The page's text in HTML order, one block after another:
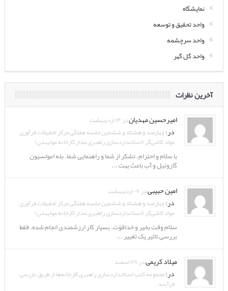
نمایشگاه
واحد تحقیق و توسعه
واحد سرچشمه
واحد گل گهر
آخرین نظرات
امیرحسین مهدیاندر ۱۴ اردیبهشت
در:چهارصد و هشتاد و ششمین جلسه هفتگی مرکز تحقیقات فرآوری
مواد کاشی‌گر (استانداردسازی راهبری مدار کارخانه مولیبدن)
با سلام و احترام. تشکر از شما و راهنمایی شما. بله امولسیون
گازوئیل و آب باعث بهت ...
امین حبیبیدر ۰۷ اردیبهشت
در:چهارصد و هشتاد و ششمین جلسه هفتگی مرکز تحقیقات فرآوری
مواد کاشی‌گر (استانداردسازی راهبری مدار کارخانه مولیبدن)
سلام وقت بخیر و خداقوّت. بسیار کار ارزشمندی انجام شده. فقط
بررسی تاثیر یک تغییر ...
میلاد کریمیدر ۲۸ اسفند
در:مجموعه کتب استانداردسازی راهبری کارخانه‌ها از طریق بازرسی
فرآیند